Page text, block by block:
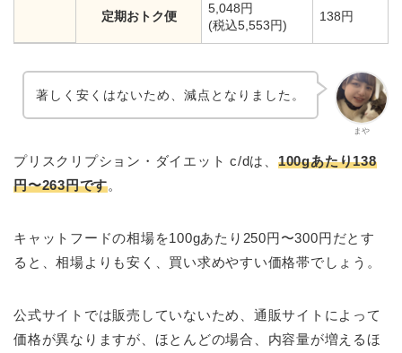
定期おトク便
5,048円
(税込5,553円)
138円
まや
著しく安くはないため、減点となりました。
プリスクリプション・ダイエット c/dは、 100gあたり138
円〜263円です。
キャットフードの相場を100gあたり250円〜300円だとす
ると、相場よりも安く、買い求めやすい価格帯でしょう。
公式サイトでは販売していないため、通販サイトによって
価格が異なりますが、ほとんどの場合、内容量が増えるほ